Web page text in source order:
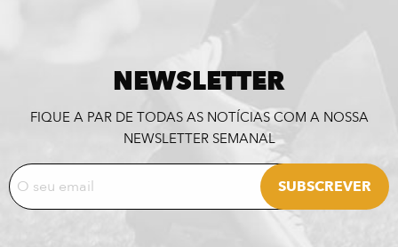
NEWSLETTER
FIQUE A PAR DE TODAS AS NOTÍCIAS COM A NOSSA
NEWSLETTER SEMANAL